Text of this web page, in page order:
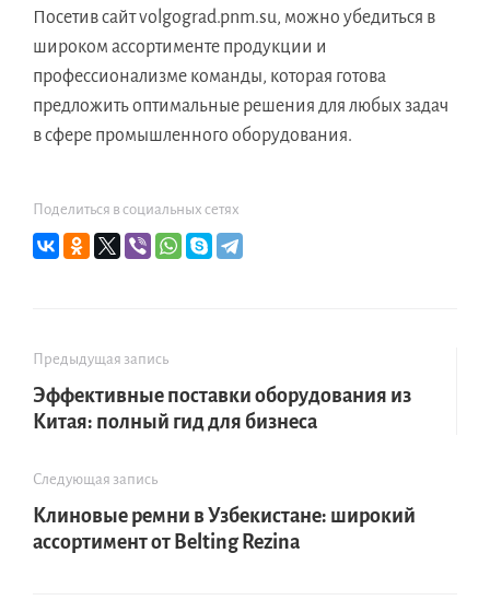
Посетив сайт volgograd.pnm.su, можно убедиться в
широком ассортименте продукции и
профессионализме команды, которая готова
предложить оптимальные решения для любых задач
в сфере промышленного оборудования.
Поделиться в социальных сетях
Предыдущая запись
Эффективные поставки оборудования из
Китая: полный гид для бизнеса
Следующая запись
Клиновые ремни в Узбекистане: широкий
ассортимент от Belting Rezina